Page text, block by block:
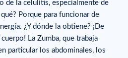
de la celulitis, especialmente de
Porque para funcionar de
¿Y dónde la obtiene? ¡De
La Zumba, que trabaja
particular los abdominales, los